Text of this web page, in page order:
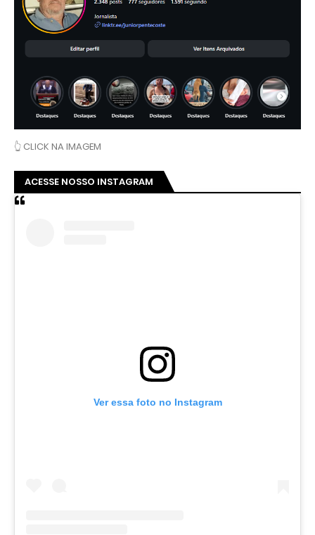
👆 CLICK NA IMAGEM
ACESSE NOSSO INSTAGRAM
Ver essa foto no Instagram